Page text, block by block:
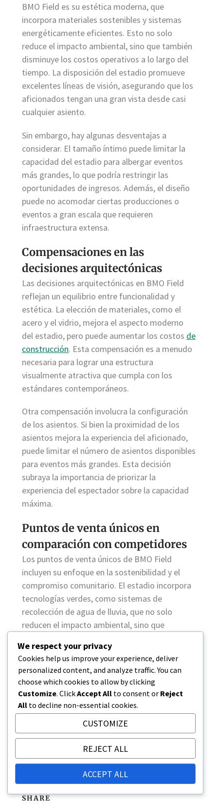
BMO Field es su estética moderna, que
incorpora materiales sostenibles y sistemas
energéticamente eficientes. Esto no solo
reduce el impacto ambiental, sino que también
disminuye los costos operativos a lo largo del
tiempo. La disposición del estadio promueve
excelentes líneas de visión, asegurando que los
aficionados tengan una gran vista desde casi
cualquier asiento.
Sin embargo, hay algunas desventajas a
considerar. El tamaño íntimo puede limitar la
capacidad del estadio para albergar eventos
más grandes, lo que podría restringir las
oportunidades de ingresos. Además, el diseño
puede no acomodar ciertas producciones o
eventos a gran escala que requieren
infraestructura extensa.
Compensaciones en las
decisiones arquitectónicas
Las decisiones arquitectónicas en BMO Field
reflejan un equilibrio entre funcionalidad y
estética. La elección de materiales, como el
acero y el vidrio, mejora el aspecto moderno
del estadio, pero puede aumentar los costos de
construcción. Esta compensación es a menudo
necesaria para lograr una estructura
visualmente atractiva que cumpla con los
estándares contemporáneos.
Otra compensación involucra la configuración
de los asientos. Si bien la proximidad de los
asientos mejora la experiencia del aficionado,
puede limitar el número de asientos disponibles
para eventos más grandes. Esta decisión
subraya la importancia de priorizar la
experiencia del espectador sobre la capacidad
máxima.
Puntos de venta únicos en
comparación con competidores
Los puntos de venta únicos de BMO Field
incluyen su enfoque en la sostenibilidad y el
compromiso comunitario. El estadio incorpora
tecnologías verdes, como sistemas de
recolección de agua de lluvia, que no solo
reducen el impacto ambiental, sino que
dentro de la comunidad.
Además, la ubicación de BMO Field en el centro
de Toronto proporciona fácil acceso para los
aficionados, mejorando su atractivo en
comparación con estadios más remotos. El
área circundante ofrece una atmósfera
vibrante, con numerosas opciones de comida y
entretenimiento, convirtiéndolo en un destino
deseable para los asistentes a eventos.
SHARE
We respect your privacy
Cookies help us improve your experience, deliver
personalized content, and analyze traffic. You can
choose which cookies to allow by clicking
Customize. ClickAccept All to consent or Reject
All to decline non-essential cookies.
CUSTOMIZE
REJECT ALL
ACCEPT ALL